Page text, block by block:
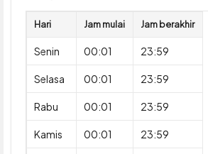
Hari Jam mulai Jam berakhir
Senin 00:01 23:59
Selasa 00:01 23:59
Rabu 00:01 23:59
Kamis 00:01 23:59